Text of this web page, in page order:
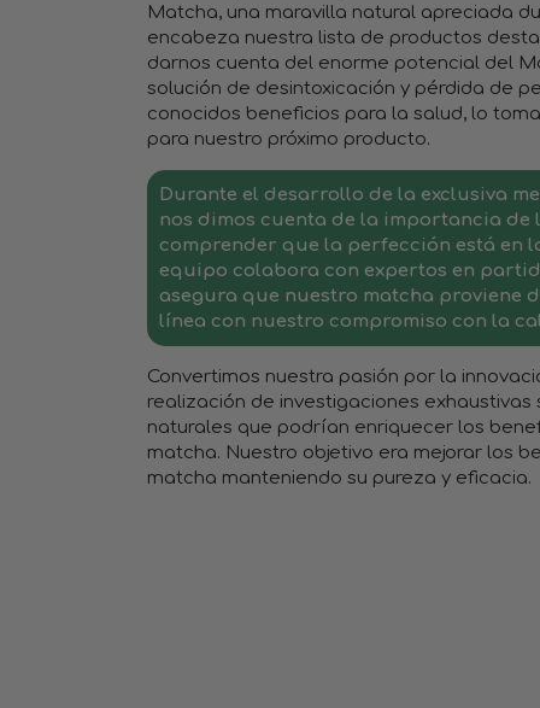
Matcha, una maravilla natural apreciada
encabeza nuestra lista de productos
darnos cuenta del enorme potencial del
solución de desintoxicación y pérdida de
conocidos beneficios para la salud, lo
para nuestro próximo producto.
Durante el desarrollo de la exclusiva
nos dimos cuenta de la importancia de
comprender que la perfección está en
equipo colabora con expertos en
asegura que nuestro matcha proviene
línea con nuestro compromiso con la
Convertimos nuestra pasión por la
realización de investigaciones
naturales que podrían enriquecer los
matcha. Nuestro objetivo era mejorar los
matcha manteniendo su pureza y eficacia.